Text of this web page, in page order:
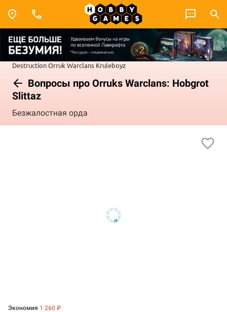
DestructionOrruk Warclans Kruleboyz
Вопросы про Orruks Warclans: Hobgrot
Slittaz
Безжалостная орда
Экономия 1 260 ₽